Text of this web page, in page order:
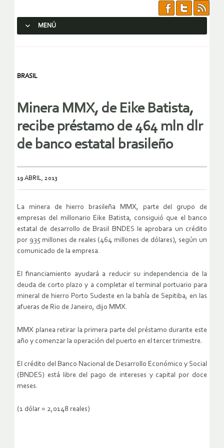
MENÚ
BRASIL
Minera MMX, de Eike Batista,
recibe préstamo de 464 mln dlr
de banco estatal brasileño
19 ABRIL, 2013
La minera de hierro brasileña MMX, parte del grupo de
empresas del millonario Eike Batista, consiguió que el banco
estatal de desarrollo de Brasil BNDES le aprobara un crédito
por 935 millones de reales (464 millones de dólares), según un
comunicado de la empresa.
El financiamiento ayudará a reducir su independencia de la
deuda de corto plazo y a completar el terminal portuario para
mineral de hierro Porto Sudeste en la bahía de Sepitiba, en las
afueras de Rio de Janeiro, dijo MMX.
MMX planea retirar la primera parte del préstamo durante este
año y comenzar la operación del puerto en el tercer trimestre.
El crédito del Banco Nacional de Desarrollo Económico y Social
(BNDES) está libre del pago de intereses y capital por doce
meses.
(1 dólar = 2,0148 reales)